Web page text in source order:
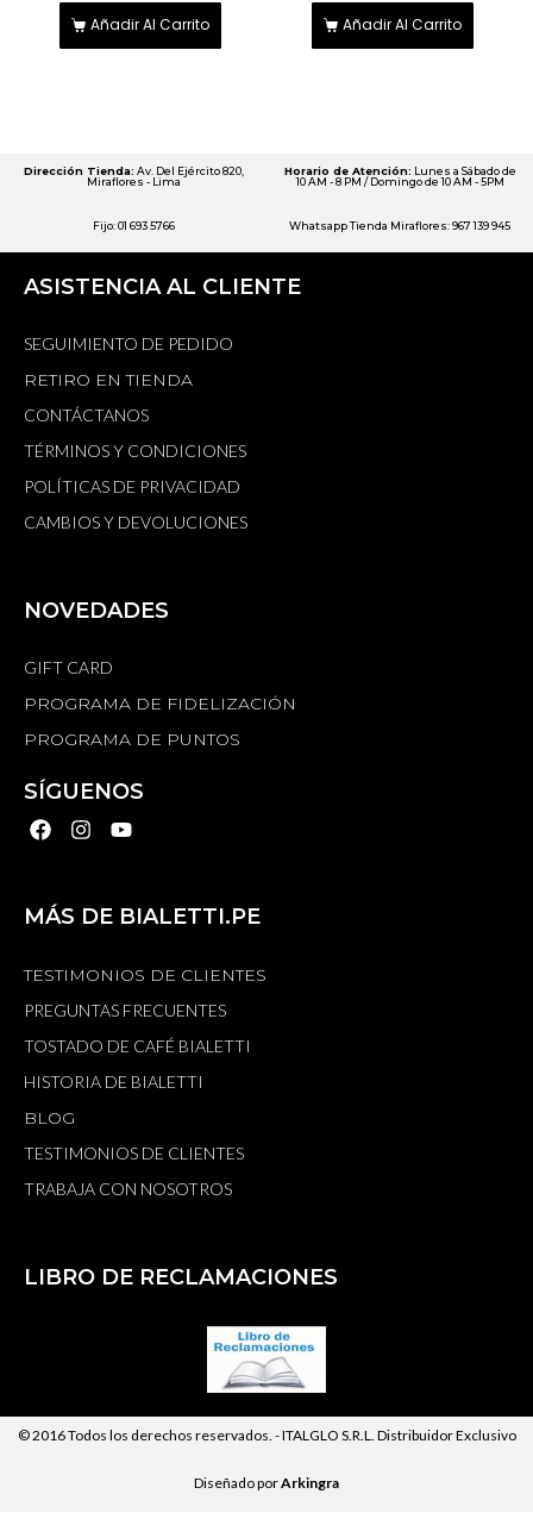
Añadir Al Carrito Añadir Al Carrito
Dirección Tienda: Av. Del Ejército 820,
Miraflores - Lima
Horario de Atención: Lunes a Sábado de
10 AM - 8 PM / Domingo de 10 AM - 5PM
Fijo: 01 693 5766 Whatsapp Tienda Miraflores: 967 139 945
ASISTENCIA AL CLIENTE
SEGUIMIENTO DE PEDIDO
RETIRO EN TIENDA
CONTÁCTANOS
TÉRMINOS Y CONDICIONES
POLÍTICAS DE PRIVACIDAD
CAMBIOS Y DEVOLUCIONES
NOVEDADES
GIFT CARD
PROGRAMA DE FIDELIZACIÓN
PROGRAMA DE PUNTOS
SÍGUENOS
MÁS DE BIALETTI.PE
TESTIMONIOS DE CLIENTES
PREGUNTAS FRECUENTES
TOSTADO DE CAFÉ BIALETTI
HISTORIA DE BIALETTI
BLOG
TESTIMONIOS DE CLIENTES
TRABAJA CON NOSOTROS
LIBRO DE RECLAMACIONES
© 2016 Todos los derechos reservados. -ITALGLO S.R.L. Distribuidor Exclusivo
Diseñado porArkingra